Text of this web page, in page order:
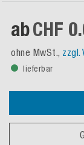
abCHF
ohne MwSt., zzgl.
lieferbar